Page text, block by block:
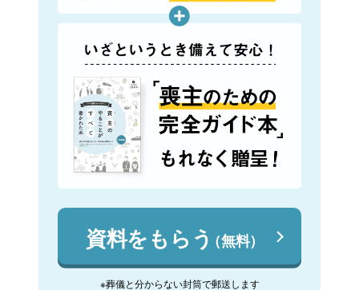
資料をもらう（無料）
※葬儀と分からない封筒で郵送します